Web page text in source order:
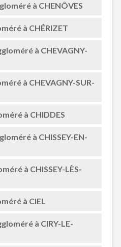
à CHENÔVES
à CHÉRIZET
à CHEVAGNY-
à CHEVAGNY-SUR-
à CHIDDES
à CHISSEY-EN-
à CHISSEY-LÈS-
à CIEL
à CIRY-LE-